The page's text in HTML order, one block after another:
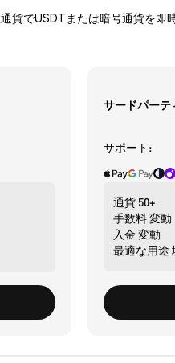
貨でUSDTまたは暗号通貨を即
サードパーテ
サポート:
通貨 50+
手数料変動
入金 変動
最適な用途